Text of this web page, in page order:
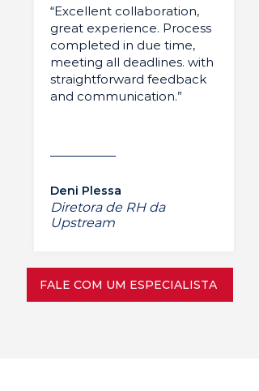
“Excellent collaboration,
great experience. Process
completed in due time,
meeting all deadlines. with
straightforward feedback
and communication.”
Deni Plessa
Diretora de RH da
Upstream
FALE COM UM ESPECIALISTA